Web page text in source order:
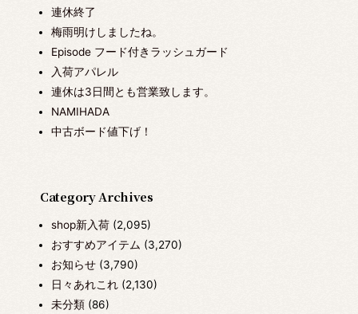
連休終了
梅雨明けしましたね。
Episode フード付きラッシュガード
入荷アパレル
連休は3日間とも営業致します。
NAMIHADA
中古ボード値下げ！
Category Archives
shop新入荷(2,095)
おすすめアイテム (3,270)
お知らせ(3,790)
日々あれこれ(2,130)
未分類(86)